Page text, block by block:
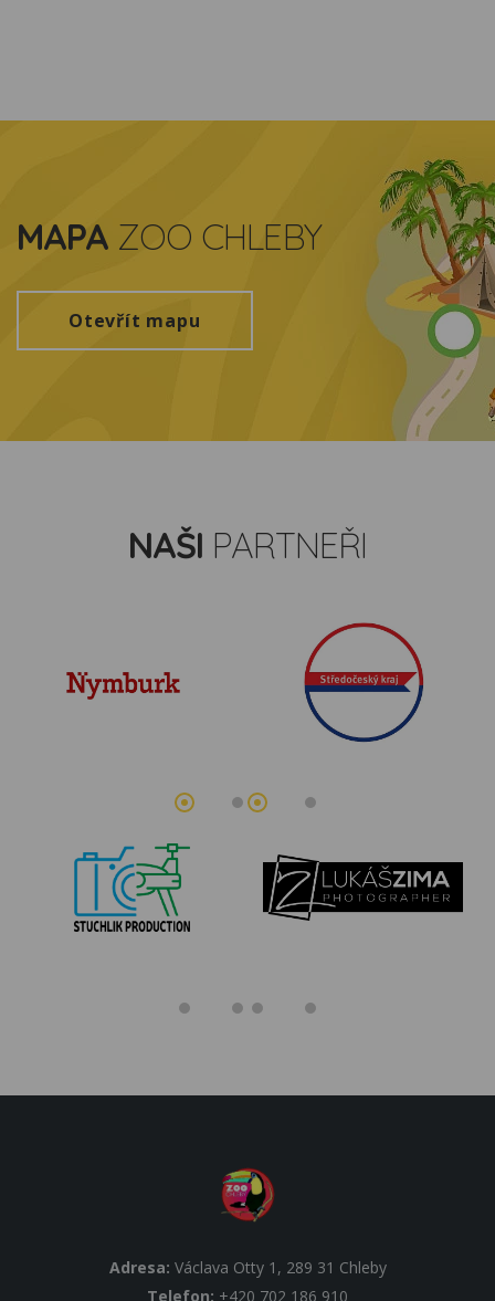
MAPA ZOO CHLEBY
Otevřít mapu
NAŠI PARTNEŘI
Adresa: Václava Otty 1, 289 31 Chleby
Telefon: +420 702 186 910